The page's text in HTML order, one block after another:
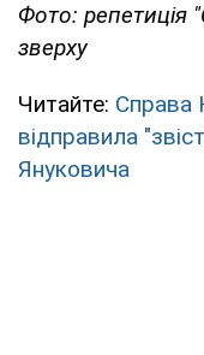
Фото: репетиція
зверху
Читайте: Справа
відправила
Януковича